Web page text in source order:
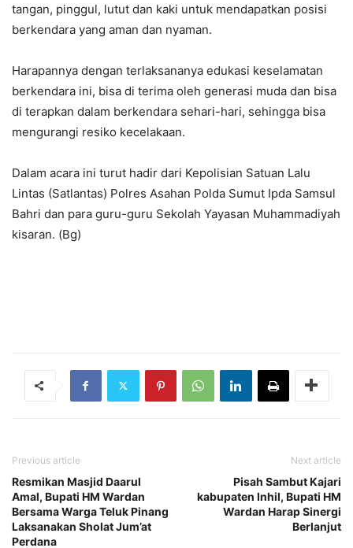
tangan, pinggul, lutut dan kaki untuk mendapatkan posisi
berkendara yang aman dan nyaman.
Harapannya dengan terlaksananya edukasi keselamatan
berkendara ini, bisa di terima oleh generasi muda dan bisa
di terapkan dalam berkendara sehari-hari, sehingga bisa
mengurangi resiko kecelakaan.
Dalam acara ini turut hadir dari Kepolisian Satuan Lalu
Lintas (Satlantas) Polres Asahan Polda Sumut Ipda Samsul
Bahri dan para guru-guru Sekolah Yayasan Muhammadiyah
kisaran. (Bg)
Previous article
Resmikan Masjid Daarul
Amal, Bupati HM Wardan
Bersama Warga Teluk Pinang
Laksanakan Sholat Jum’at
Perdana
Next article
Pisah Sambut Kajari
kabupaten Inhil, Bupati HM
Wardan Harap Sinergi
Berlanjut